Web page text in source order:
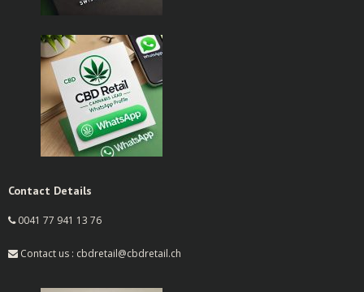
Contact Details
0041 77 941 13 76
Contact us : cbdretail@cbdretail.ch